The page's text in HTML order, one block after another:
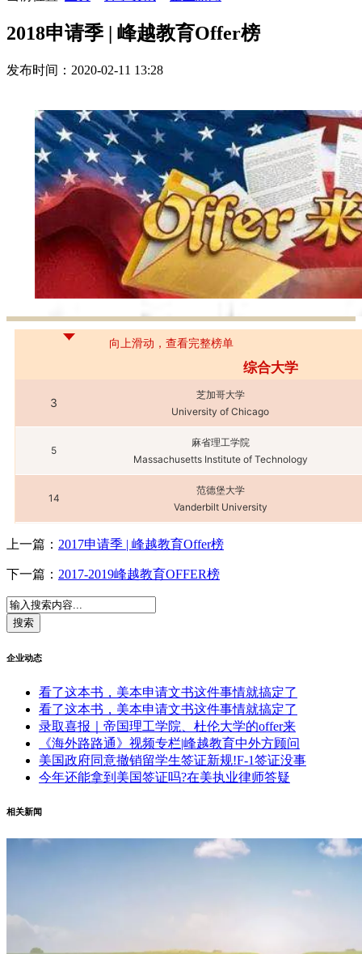
2018申请季 | 峰越教育Offer榜
发布时间：2020-02-11 13:28
向上滑动，查看完整榜单
综合大学
3
芝加哥大学
University of Chicago
5
麻省理工学院
Massachusetts Institute of Technology
14
范德堡大学
Vanderbilt University
18
圣路易斯华盛顿大学
Washington University in St. Louis
21
21
University of California--Los Angeles
21
南加州大学
University of Southern California
25
弗吉尼亚大学
Carnegie Mellon University
上一篇： 2017申请季 | 峰越教育Offer榜
下一篇： 2017-2019峰越教育OFFER榜
企业动态
看了这本书，美本申请文书这件事情就搞定了
看了这本书，美本申请文书这件事情就搞定了
录取喜报｜帝国理工学院、杜伦大学的offer来
《海外路路通》视频专栏|峰越教育中外方顾问
美国政府同意撤销留学生签证新规!F-1签证没事
今年还能拿到美国签证吗?在美执业律师答疑
相关新闻